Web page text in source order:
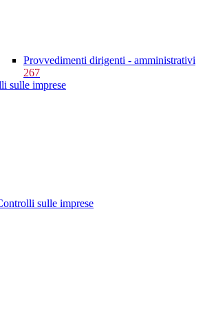
Provvedimenti dirigenti - amministrativi
267
sulle imprese
sulle imprese